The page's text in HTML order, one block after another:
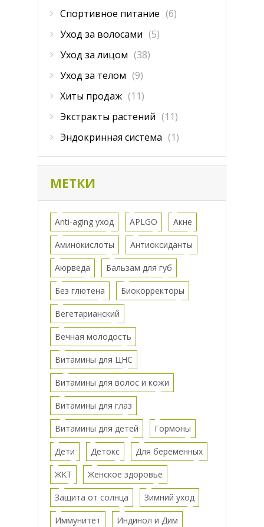
Спортивное питание (6)
Уход за волосами (5)
Уход за лицом (38)
Уход за телом (9)
Хиты продаж (11)
Экстракты растений (11)
Эндокринная система (1)
МЕТКИ
Anti-aging уход APLGO Акне
Аминокислоты Антиоксиданты
Аюрведа Бальзам для губ
Без глютена Биокорректоры
Вегетарианский
Вечная молодость
Витамины для ЦНС
Витамины для волос и кожи
Витамины для глаз
Витамины для детей Гормоны
Дети Детокс Для беременных
ЖКТ Женское здоровье
Защита от солнца Зимний уход
Иммунитет Индинол и Дим